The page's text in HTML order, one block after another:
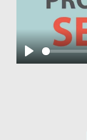
Play